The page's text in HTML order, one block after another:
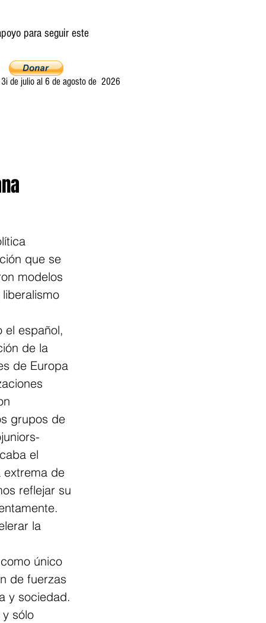
para seguir este
de julio al 6 de agosto de 2026
que se
modelos
el español,
de la
de Europa
grupos de
el
extrema de
reflejar su
la
único
de fuerzas
y sociedad.
sólo